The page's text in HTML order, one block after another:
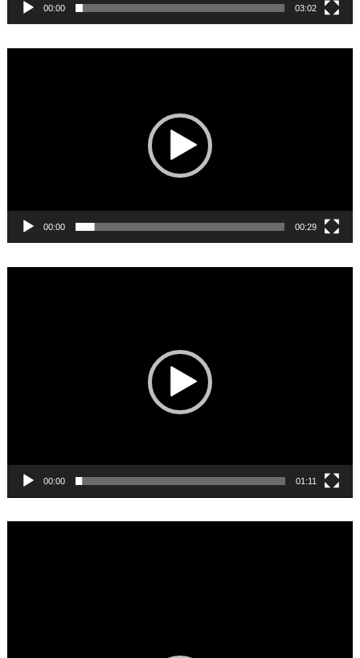
00:00 03:02
00:00 00:29
00:00 01:11